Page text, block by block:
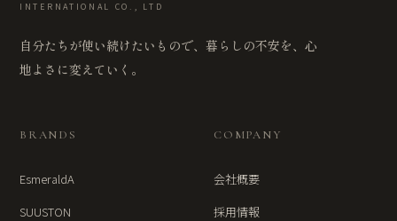
INTERNATIONAL CO., LTD
自分たちが使い続けたいもので、暮らしの不安を、心
地よさに変えていく。
BRANDS
EsmeraldA
SUUSTON
COMPANY
会社概要
採用情報